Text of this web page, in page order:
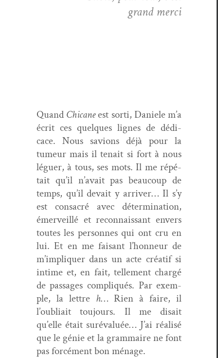
grand merci
Quand Chi­caneest sor­ti, Daniele m’a
écrit ces quelques lignes de dédi­
cace. Nous savions déjà pour la
tumeur mais il tenait si fort à nous
léguer, à tous, ses mots. Il me répé­
tait qu’il n’avait pas beau­coup de
temps, qu’il devait y arriv­er… Il s’y
est con­sacré avec déter­mi­na­tion,
émer­veil­lé et recon­nais­sant envers
toutes les per­son­nes qui ont cru en
lui. Et en me faisant l’honneur de
m’impliquer dans un acte créatif si
intime et, en fait, telle­ment chargé
de pas­sages com­pliqués. Par exem­
ple, la let­tre h… Rien à faire, il
l’oubliait tou­jours. Il me dis­ait
qu’elle était suré­val­uée… J’ai réal­isé
que le génie et la gram­maire ne font
pas for­cé­ment bon ménage.